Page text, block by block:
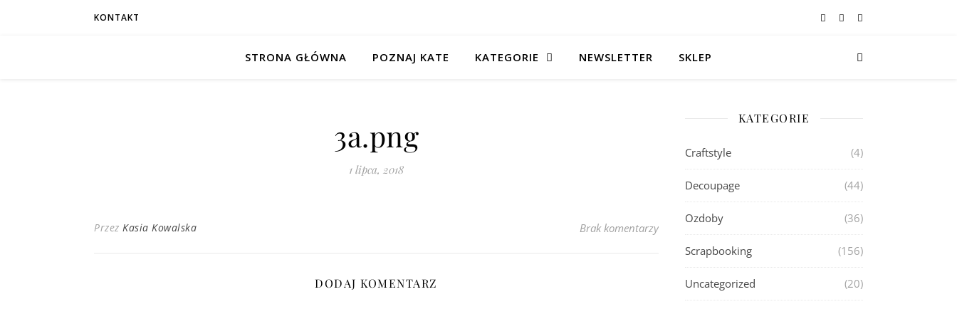
KONTAKT
STRONA GŁÓWNA POZNAJ KATE KATEGORIE NEWSLETTER SKLEP
3a.png
1 lipca, 2018
Przez Kasia Kowalska Brak komentarzy
DODAJ KOMENTARZ
KATEGORIE
Craftstyle (4)
Decoupage (44)
Ozdoby (36)
Scrapbooking (156)
Uncategorized (20)